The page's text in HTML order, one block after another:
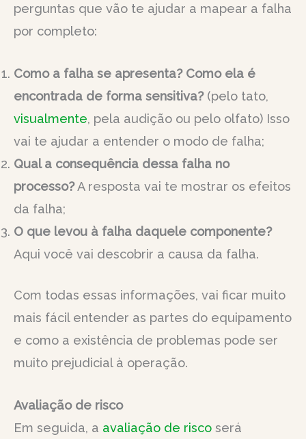
perguntas que vão te ajudar a mapear a falha
por completo:
Como a falha se apresenta? Como ela é
encontrada de forma sensitiva?(pelo tato,
visualmente, pela audição ou pelo olfato) Isso
vai te ajudar a entender o modo de falha;
Qual a consequência dessa falha no
processo?A resposta vai te mostrar os efeitos
da falha;
O que levou à falha daquele componente?
Aqui você vai descobrir a causa da falha.
Com todas essas informações, vai ficar muito
mais fácil entender as partes do equipamento
e como a existência de problemas pode ser
muito prejudicial à operação.
Avaliação de risco
Em seguida, a avaliação de risco será